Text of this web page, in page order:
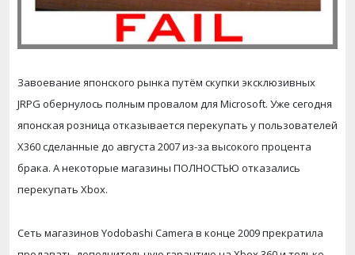
Завоевание японского рынка путём скупки эксклюзивных
JRPG обернулось полным провалом для Microsoft. Уже сегодня
японская розница отказывается перекупать у пользователей
X360 сделанные до августа 2007 из-за высокого процента
брака. А некоторые магазины ПОЛНОСТЬЮ отказались
перекупать Xbox.
Сеть магазинов Yodobashi Camera в конце 2009 прекратила